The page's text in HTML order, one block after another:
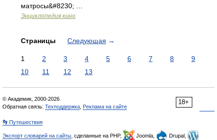
матросы&#8230; …
Энциклопедия кино
Страницы Следующая →
1 2 3 4 5 6 7 8
9
10
11 12 13
18+
© Академик, 2000-2026
Обратная связь: Техподдержка Реклама на сайте
👣 Путешествия
Экспорт словарей на сайты , сделанные на PHP, Joomla,
Drupal,